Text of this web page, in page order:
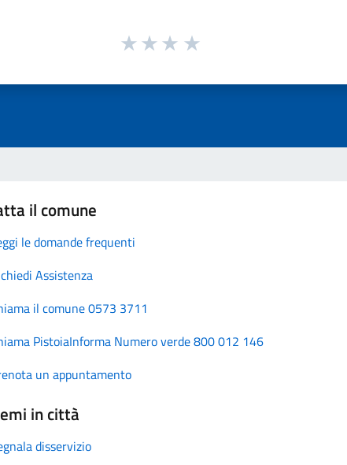
il comune
le domande frequenti
Assistenza
il comune 0573 3711
PistoiaInforma Numero verde 800 012 146
un appuntamento
in città
disservizio